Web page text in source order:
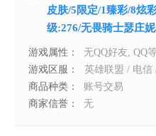
皮肤/5限定/1臻彩/8炫
级:276/无畏骑士瑟庄
游戏属性：
无QQ好友, QQ
游戏区服：
英雄联盟 / 电信
商品种类：
账号交易
商家信誉：
无